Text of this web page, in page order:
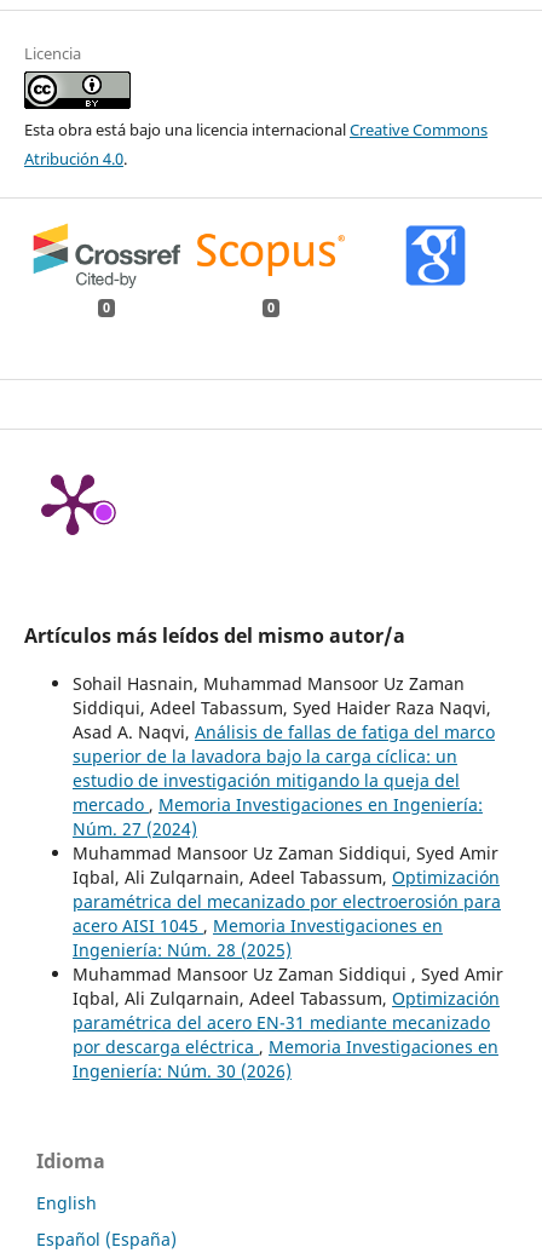
Licencia
Esta obra está bajo una licencia internacionalCreative Commons
Atribución 4.0.
0 0
Artículos más leídos del mismo autor/a
Sohail Hasnain, Muhammad Mansoor Uz Zaman
Siddiqui, Adeel Tabassum, Syed Haider Raza Naqvi,
Asad A. Naqvi, Análisis de fallas de fatiga del marco
superior de la lavadora bajo la carga cíclica: un
estudio de investigación mitigando la queja del
mercado , Memoria Investigaciones en Ingeniería:
Núm. 27 (2024)
Muhammad Mansoor Uz Zaman Siddiqui, Syed Amir
Iqbal, Ali Zulqarnain, Adeel Tabassum, Optimización
paramétrica del mecanizado por electroerosión para
acero AISI 1045 , Memoria Investigaciones en
Ingeniería: Núm. 28 (2025)
Muhammad Mansoor Uz Zaman Siddiqui , Syed Amir
Iqbal, Ali Zulqarnain, Adeel Tabassum, Optimización
paramétrica del acero EN-31 mediante mecanizado
por descarga eléctrica , Memoria Investigaciones en
Ingeniería: Núm. 30 (2026)
Idioma
English
Español (España)